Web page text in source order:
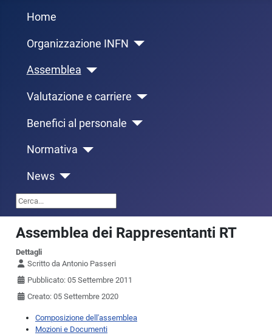
Home
Organizzazione INFN
Assemblea
Valutazione e carriere
Benefici al personale
Normativa
News
Cerca...
Assemblea dei Rappresentanti RT
Dettagli
Scritto daAntonio Passeri
Pubblicato: 05 Settembre 2011
Creato: 05 Settembre 2020
Composizione dell'assemblea
Mozioni e Documenti